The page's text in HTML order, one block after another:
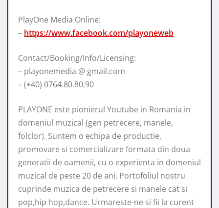
PlayOne Media Online:
– https://www.facebook.com/playoneweb
Contact/Booking/Info/Licensing:
– playonemedia @ gmail.com
– (+40) 0764.80.80.90
PLAYONE este pionierul Youtube in Romania in
domeniul muzical (gen petrecere, manele,
folclor). Suntem o echipa de productie,
promovare si comercializare formata din doua
generatii de oamenii, cu o experienta in domeniul
muzical de peste 20 de ani. Portofoliul nostru
cuprinde muzica de petrecere si manele cat si
pop,hip hop,dance. Urmareste-ne si fii la curent